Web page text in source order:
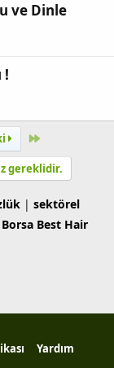
ve Dinle
!
Son
gereklidir.
| sektörel
Borsa Best Hair
Yardım